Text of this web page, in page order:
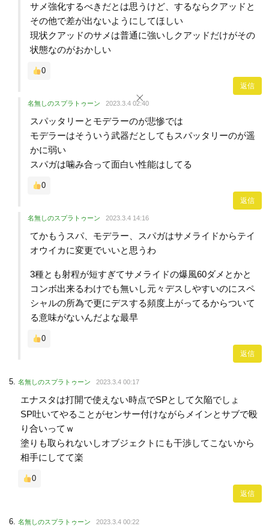
サメ強化するべきだとは思うけど、するならクアッドと
その他で差が出ないようにしてほしい
現状クアッドのサメは普通に強いしクアッドだけがその
状態なのがおかしい
0
返信
名無しのスプラトゥーン 2023.3.4 02:40
スパッタリーとモデラーのが悲惨では
モデラーはそういう武器だとしてもスパッタリーのが遥
かに弱い
スパガは噛み合って面白い性能はしてる
0
返信
名無しのスプラトゥーン 2023.3.4 14:16
てかもうスパ、モデラー、スパガはサメライドからテイ
オウイカに変更でいいと思うわ
3種とも射程が短すぎてサメライドの爆風60ダメとかと
コンボ出来るわけでも無いし元々デスしやすいのにスペ
シャルの所為で更にデスする頻度上がってるからついて
る意味がないんだよな最早
0
返信
名無しのスプラトゥーン 2023.3.4 00:17
エナスタは打開で使えない時点でSPとして欠陥でしょ
SP吐いてやることがセンサー付けながらメインとサブで殴
り合いってｗ
塗りも取られないしオブジェクトにも干渉してこないから
相手にしてて楽
0
返信
名無しのスプラトゥーン 2023.3.4 00:22